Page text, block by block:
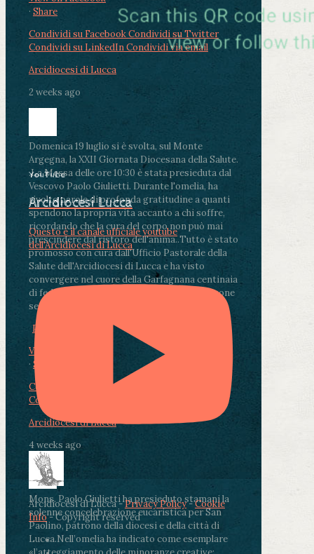
· Share
Condividi su FacebookCondividi su Twitter
Condividi su LinkedInCondividi via email
Arcidiocesi di Lucca
2 weeks ago
Domenica 19 luglio si è svolta, sul Monte
Argegna, la XXII Giornata Diocesana della Salute.
.La Messa delle ore 10:30 è stata presieduta dal
Vescovo Paolo Giulietti. Durante l'omelia, ha
rivolto parole di profonda gratitudine a quanti
spendono la propria vita accanto a chi soffre,
ricordando che la cura del corpo non può mai
prescindere dal ristoro dell'anima..Tutto è stato
promosso con cura dall'Ufficio Pastorale della
Salute dell'Arcidiocesi di Lucca e ha visto
convergere nel cuore della Garfagnana centinaia
di fedeli, operatori sanitari, volontari e persone
segnate dalla malattia.
Photo
View on Facebook
· Share
Condividi su Facebook
Condividi su LinkedIn
Arcidiocesi di Lucca
4 weeks ago
Mons. Paolo Giulietti ha presieduto stamani la
solenne concelebrazione eucaristica per San
Paolino, patrono della diocesi e della città di
Lucca.Nell’omelia ha indicato come esemplare
YouTube
Arcidiocesi Lucca
Questo è il canale ufficiale youtube
dell'Arcidiocesi di Lucca
Arcidiocesi di Lucca -Privacy Policy-Cookie
Info- Copyright reserved